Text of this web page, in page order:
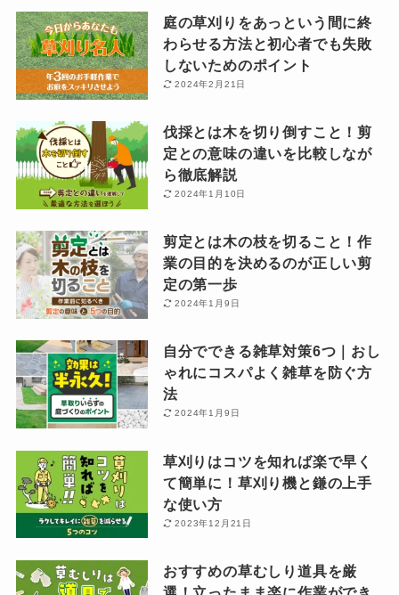
庭の草刈りをあっという間に終
わらせる方法と初心者でも失敗
しないためのポイント
2024年2月21日
伐採とは木を切り倒すこと！剪
定との意味の違いを比較しなが
ら徹底解説
2024年1月10日
剪定とは木の枝を切ること！作
業の目的を決めるのが正しい剪
定の第一歩
2024年1月9日
自分でできる雑草対策6つ｜おし
ゃれにコスパよく雑草を防ぐ方
法
2024年1月9日
草刈りはコツを知れば楽で早く
て簡単に！草刈り機と鎌の上手
な使い方
2023年12月21日
おすすめの草むしり道具を厳